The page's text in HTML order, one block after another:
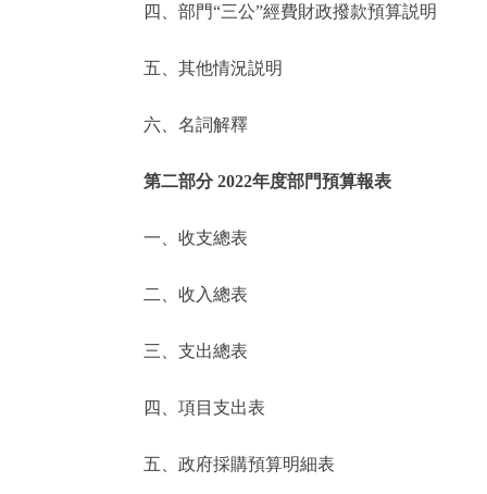
便民服務
仲介服務
政民互動
12345網上接訴即辦
參與調查
走進北京
北京概況
綠色北京
四、部門“三公”經費財政撥款預算説明
五、其他情況説明
六、名詞解釋
第二部分 2022年度部門預算報表
一、收支總表
二、收入總表
三、支出總表
四、項目支出表
五、政府採購預算明細表